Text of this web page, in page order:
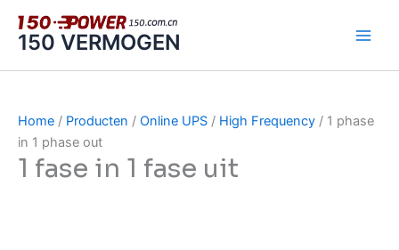
naar
inhoud
150 VERMOGEN
Home / Producten / Online UPS / High Frequency / 1 phase
in 1 phase out
1 fase in 1 fase uit